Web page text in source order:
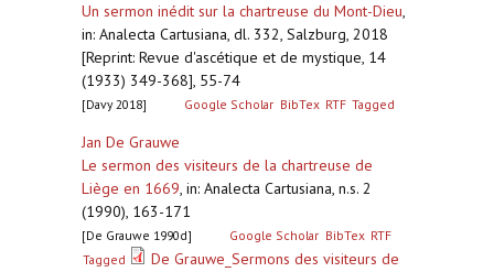
Un sermon inédit sur la chartreuse du Mont-Dieu,
in: Analecta Cartusiana, dl. 332, Salzburg, 2018
[Reprint: Revue d'ascétique et de mystique, 14
(1933) 349-368], 55-74
[Davy 2018] Google Scholar BibTex RTF Tagged
Jan De Grauwe
Le sermon des visiteurs de la chartreuse de
Liège en 1669, in: Analecta Cartusiana, n.s. 2
(1990), 163-171
[De Grauwe 1990d] Google Scholar BibTex RTF
Tagged
De Grauwe_Sermons des visiteurs de